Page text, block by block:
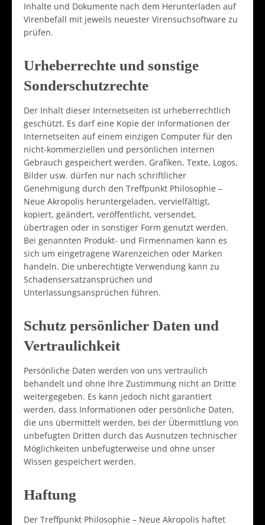
Inhalte und Dokumente nach dem Herunterladen auf
Virenbefall mit jeweils neuester Virensuchsoftware zu
prüfen.
Urheberrechte und sonstige
Sonderschutzrechte
Der Inhalt dieser Internetseiten ist urheberrechtlich
geschützt. Es darf eine Kopie der Informationen der
Internetseiten auf einem einzigen Computer für den
nicht-kommerziellen und persönlichen internen
Gebrauch gespeichert werden. Grafiken, Texte, Logos,
Bilder usw. dürfen nur nach schriftlicher
Genehmigung durch den Treffpunkt Philosophie –
Neue Akropolis heruntergeladen, vervielfältigt,
kopiert, geändert, veröffentlicht, versendet,
übertragen oder in sonstiger Form genutzt werden.
Bei genannten Produkt- und Firmennamen kann es
sich um eingetragene Warenzeichen oder Marken
handeln. Die unberechtigte Verwendung kann zu
Schadensersatzansprüchen und
Unterlassungsansprüchen führen.
Schutz persönlicher Daten und
Vertraulichkeit
Persönliche Daten werden von uns vertraulich
behandelt und ohne Ihre Zustimmung nicht an Dritte
weitergegeben. Es kann jedoch nicht garantiert
werden, dass Informationen oder persönliche Daten,
die uns übermittelt werden, bei der Übermittlung von
unbefugten Dritten durch das Ausnutzen technischer
Möglichkeiten unbefugterweise und ohne unser
Wissen gespeichert werden.
Haftung
Der Treffpunkt Philosophie – Neue Akropolis haftet